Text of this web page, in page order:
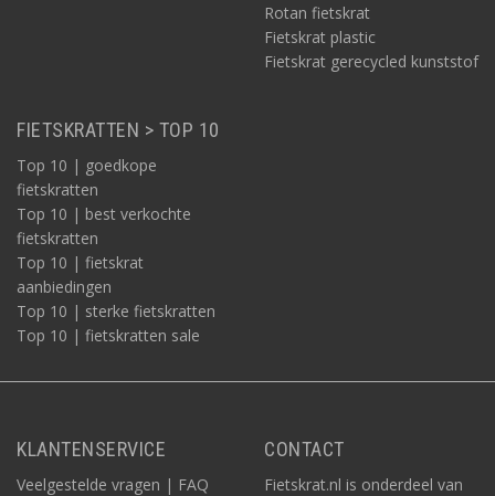
Rotan fietskrat
Fietskrat plastic
Fietskrat gerecycled kunststof
FIETSKRATTEN > TOP 10
Top 10 | goedkope
fietskratten
Top 10 | best verkochte
fietskratten
Top 10 | fietskrat
aanbiedingen
Top 10 | sterke fietskratten
Top 10 | fietskratten sale
KLANTENSERVICE
Veelgestelde vragen | FAQ
CONTACT
Fietskrat.nl is onderdeel van